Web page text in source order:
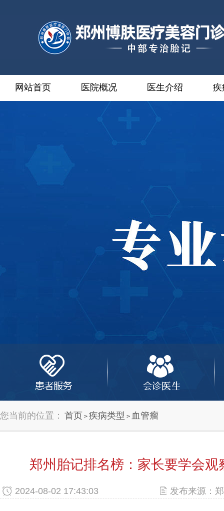
网站首页 医院概况 医生介绍 疾
您当前的位置： 首页 > 疾病类型 > 血管瘤
郑州胎记排名榜：家长要学会
2024-08-02 17:43:03 发布来源：